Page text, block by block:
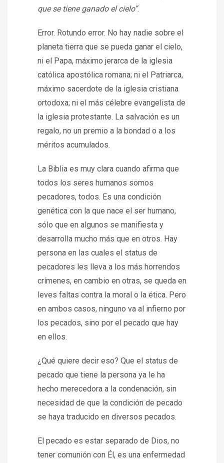
que se tiene ganado el cielo”.
Error. Rotundo error. No hay nadie sobre el
planeta tierra que se pueda ganar el cielo,
ni el Papa, máximo jerarca de la iglesia
católica apostólica romana; ni el Patriarca,
máximo sacerdote de la iglesia cristiana
ortodoxa; ni el más célebre evangelista de
la iglesia protestante. La salvación es un
regalo, no un premio a la bondad o a los
méritos acumulados.
La Biblia es muy clara cuando afirma que
todos los seres humanos somos
pecadores, todos. Es una condición
genética con la que nace el ser humano,
sólo que en algunos se manifiesta y
desarrolla mucho más que en otros. Hay
persona en las cuales el status de
pecadores les lleva a los más horrendos
crímenes, en cambio en otras, se queda en
leves faltas contra la moral o la ética. Pero
en ambos casos, ninguno va al infierno por
los pecados, sino por el pecado que hay
en ellos.
¿Qué quiere decir eso? Que el status de
pecado que tiene la persona ya le ha
hecho merecedora a la condenación, sin
necesidad de que la condición de pecado
se haya traducido en diversos pecados.
El pecado es estar separado de Dios, no
tener comunión con Él, es una enfermedad